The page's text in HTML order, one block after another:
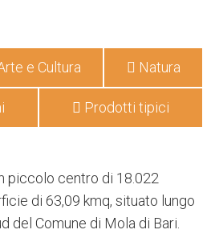
e Cultura Natura
Prodotti tipici
piccolo centro di 18.022
di 63,09 kmq, situato lungo
del Comune di Mola di Bari.